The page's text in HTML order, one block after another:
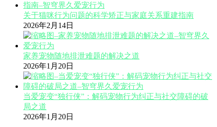
关于猫咪行为问题的科学矫正与家庭关系重建指南
2026年2月14日
家养宠物随地排泄难题的解决之道
2026年1月20日
当爱宠变“独行侠”：解码宠物行为纠正与社交障碍的破
局之道
2026年1月20日